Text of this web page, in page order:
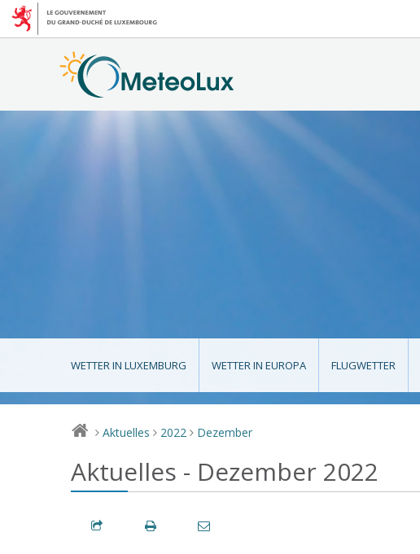
WETTER IN LUXEMBURG WETTER IN EUROPA FLUGWETTER
> Aktuelles > 2022 > Dezember
Aktuelles - Dezember 2022